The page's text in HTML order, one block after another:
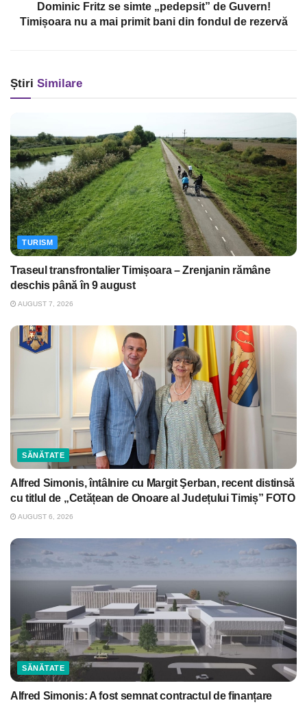
Dominic Fritz se simte „pedepsit” de Guvern!
Timișoara nu a mai primit bani din fondul de rezervă
Știri Similare
TURISM
Traseul transfrontalier Timișoara – Zrenjanin rămâne
deschis până în 9 august
AUGUST 7, 2026
SĂNĂTATE
Alfred Simonis, întâlnire cu Margit Şerban, recent distinsă
cu titlul de „Cetățean de Onoare al Județului Timiș” FOTO
AUGUST 6, 2026
SĂNĂTATE
Alfred Simonis: A fost semnat contractul de finanțare